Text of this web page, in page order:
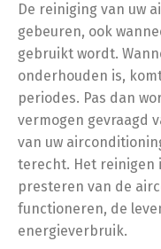
De reiniging van uw
gebeuren, ook
gebruikt wordt.
onderhouden is,
periodes. Pas dan
vermogen gevraagd
van uw
terecht. Het reinigen
presteren van de
functioneren, de
energieverbruik.